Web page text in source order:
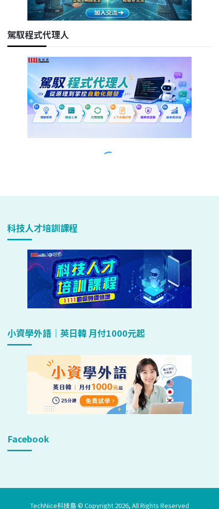
科技人才培訓課程
小資學外語｜英日韓 月付1000元起
Facebook
TechNice科技島 © Copyright 2026, All Rights Reserved